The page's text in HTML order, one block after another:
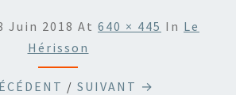
Juin 2018 At 640 × 445 In Le
Hérisson
/ SUIVANT →